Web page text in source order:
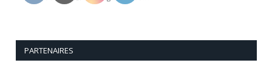
PARTENAIRES